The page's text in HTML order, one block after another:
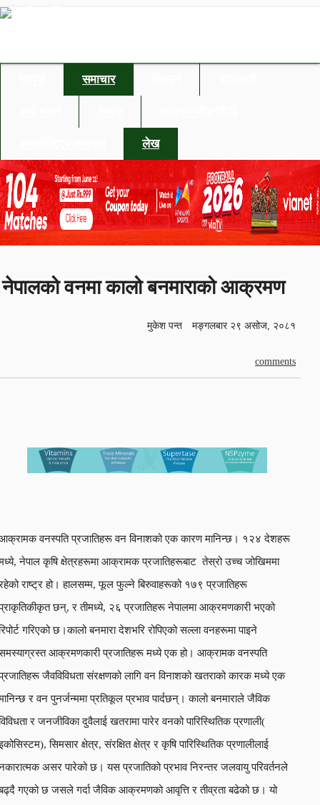
समाचार
लेख
नेपालको वनमा कालो बनमाराको आक्रमण
मुकेश पन्त मङ्गलबार २९ असोज, २०८१
comments
वनस्पति प्रजातिहरू वन विनाशको एक कारण मानिन्छ। १२४ देशहरू
नेपाल कृषि क्षेत्रहरूमा आक्रामक प्रजातिहरूबाट तेस्रो उच्च जोखिममा
राष्ट्र हो। हालसम्म, फूल फुल्ने बिरुवाहरूको १७९ प्रजातिहरू
छन्, र तीमध्ये, २६ प्रजातिहरू नेपालमा आक्रमणकारी भएको
गरिएको छ।कालो बनमारा देशभरि रोपिएको सल्ला वनहरूमा पाइने
आक्रमणकारी प्रजातिहरू मध्ये एक हो। आक्रामक वनस्पति
जैवविविधता संरक्षणको लागि वन विनाशको खतराको कारक मध्ये एक
र वन पुनर्जन्ममा प्रतिकूल प्रभाव पार्दछन्। कालो बनमाराले जैविक
र जनजीविका दुवैलाई खतरामा पारेर वनको पारिस्थितिक प्रणाली(
सिमसार क्षेत्र, संरक्षित क्षेत्र र कृषि पारिस्थितिक प्रणालीलाई
असर पारेको छ। यस प्रजातिको प्रभाव निरन्तर जलवायु परिवर्तनले
गएको छ जसले गर्दा जैविक आक्रमणको आवृत्ति र तीव्रता बढेको छ। यो